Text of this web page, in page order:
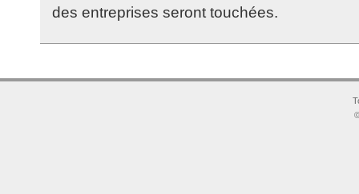
des entreprises seront touchées.